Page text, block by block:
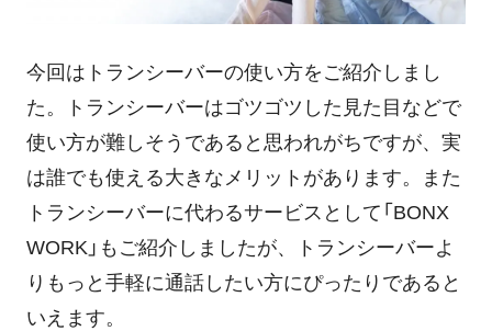
今回はトランシーバーの使い方をご紹介しまし
た。トランシーバーはゴツゴツした見た目などで
使い方が難しそうであると思われがちですが、実
は誰でも使える大きなメリットがあります。また
トランシーバーに代わるサービスとして「BONX
WORK」もご紹介しましたが、トランシーバーよ
りもっと手軽に通話したい方にぴったりであると
いえます。